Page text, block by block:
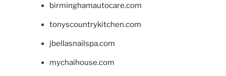
birminghamautocare.com
tonyscountrykitchen.com
jbellasnailspa.com
mychaihouse.com